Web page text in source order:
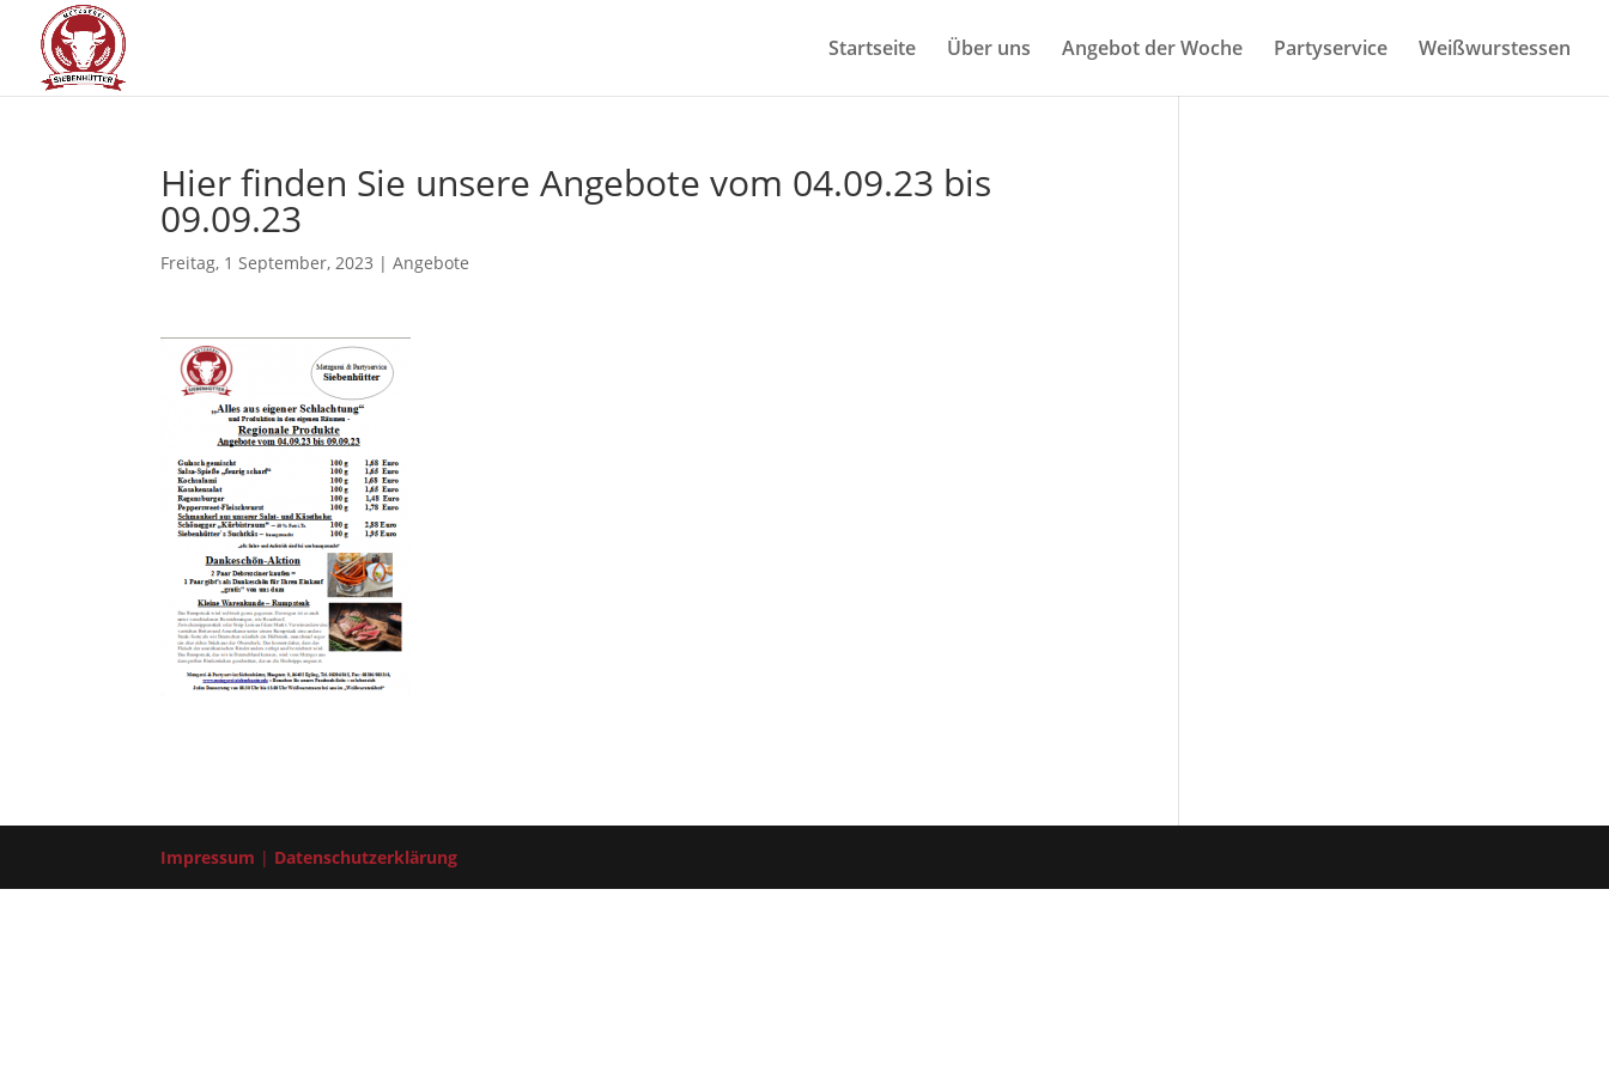
Start­sei­te Über uns Ange­bot der Woche Par­ty­ser­vice Weiß­wurst­es­sen
Hier fin­den Sie unse­re Ange­bo­te vom 04.09.23 bis
09.09.23
Freitag, 1 September, 2023 |Angebote
Impressum | Datenschutzerklärung